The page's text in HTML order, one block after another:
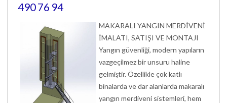
490 76 94
MAKARALI YANGIN MERDİVENİ
İMALATI, SATIŞI VE MONTAJI
Yangın güvenliği, modern yapıların
vazgeçilmez bir unsuru haline
gelmiştir. Özellikle çok katlı
binalarda ve dar alanlarda makaralı
yangın merdiveni sistemleri, hem